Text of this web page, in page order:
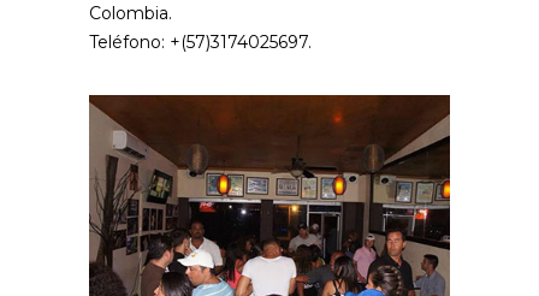
Colombia.
Teléfono: +(57)3174025697.